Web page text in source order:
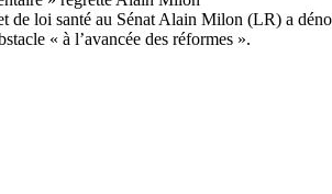
loi santé au Sénat Alain Milon (LR) a
« à l’avancée des réformes ».